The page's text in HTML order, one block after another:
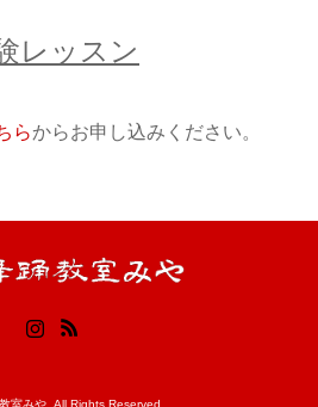
レッスン
らからお申し込みください。
室みや. All Rights Reserved.